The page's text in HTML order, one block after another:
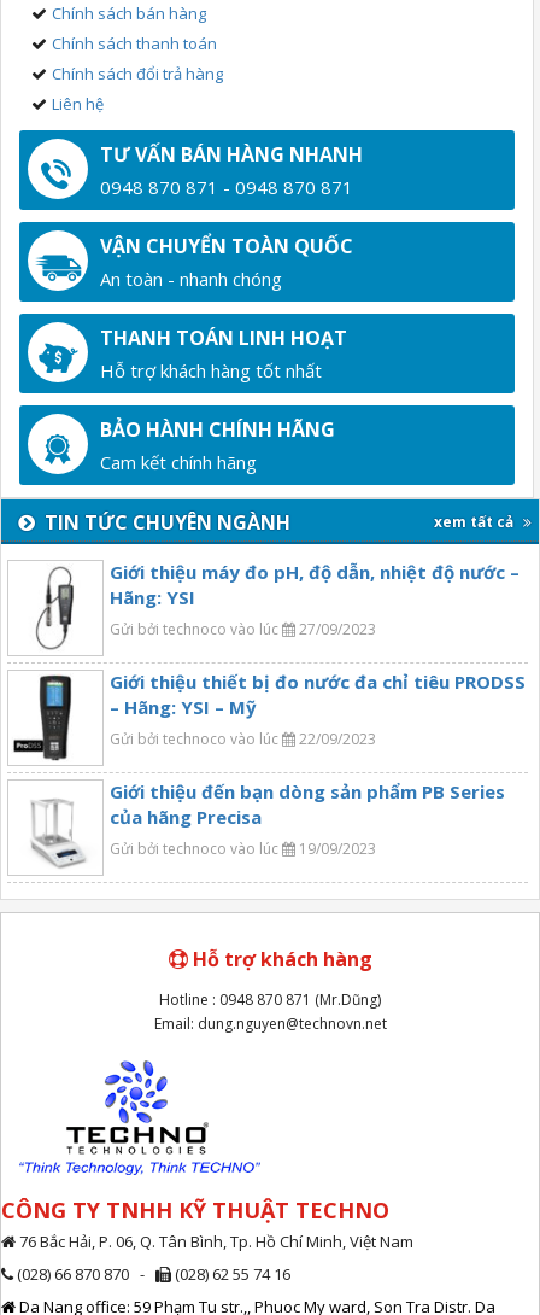
Chính sách bán hàng
Chính sách thanh toán
Chính sách đổi trả hàng
Liên hệ
TƯ VẤN BÁN HÀNG NHANH
0948 870 871 - 0948 870 871
VẬN CHUYỂN TOÀN QUỐC
An toàn - nhanh chóng
THANH TOÁN LINH HOẠT
Hỗ trợ khách hàng tốt nhất
BẢO HÀNH CHÍNH HÃNG
Cam kết chính hãng
TIN TỨC CHUYÊN NGÀNH xem tất cả
Giới thiệu máy đo pH, độ dẫn, nhiệt độ nước –
Hãng: YSI
Gửi bởi technoco vào lúc 27/09/2023
Giới thiệu thiết bị đo nước đa chỉ tiêu PRODSS
– Hãng: YSI – Mỹ
Gửi bởi technoco vào lúc 22/09/2023
Giới thiệu đến bạn dòng sản phẩm PB Series
của hãng Precisa
Gửi bởi technoco vào lúc 19/09/2023
Hỗ trợ khách hàng
Hotline : 0948 870 871 (Mr.Dũng)
Email: dung.nguyen@technovn.net
CÔNG TY TNHH KỸ THUẬT TECHNO
76 Bắc Hải, P. 06, Q. Tân Bình, Tp. Hồ Chí Minh, Việt Nam
(028) 66 870 870 -
(028) 62 55 74 16
Da Nang office: 59 Phạm Tu str.,, Phuoc My ward, Son Tra Distr. Da